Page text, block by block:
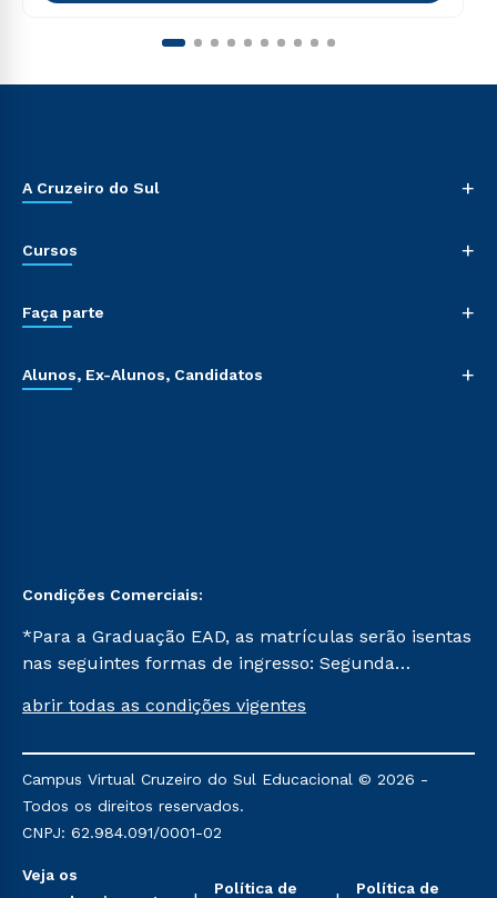
A Cruzeiro do Sul +
Cursos +
Faça parte +
Alunos, Ex-Alunos, Candidatos +
Condições Comerciais:
*Para a Graduação EAD, as matrículas serão isentas
nas seguintes formas de ingresso: Segunda
Já para as demais, a taxa de matrícula será de R$
mencionadas são referentes aos cursos: Ensino
Religioso, Geografia para a Docência e Metodologia
do Ensino de História: Questões Atuais.
abrir todas as condições vigentes
Campus Virtual Cruzeiro do Sul Educacional © 2026 -
Todos os direitos reservados.
CNPJ: 62.984.091/0001-02
Veja os
Política de Política de